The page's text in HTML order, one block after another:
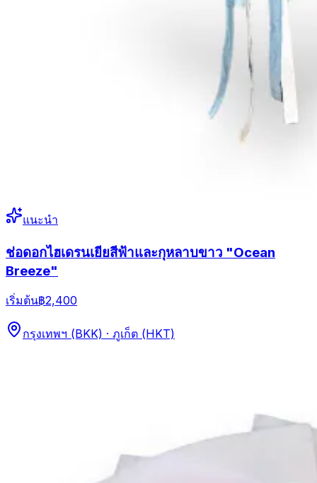
แนะนำ
ช่อดอกไฮเดรนเยียสีฟ้าและกุหลาบขาว "Ocean
Breeze"
เริ่มต้น฿2,400
กรุงเทพฯ (BKK) · ภูเก็ต (HKT)